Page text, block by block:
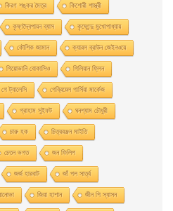
কিরণ শঙ্কর মৈত্র কিশোরী শাস্ত্রী
কৃষ্ণদ্বৈপায়ন ব্যাস কৃষ্ণেন্দু মুখােপাধ্যায়
কৌশিক জামান ক্যারল ব্রাউন জেইনওয়ে
গিয়ােভানি বােকাসিও গিলিয়ান ফ্লিন
গে ট্যালেসি গেব্রিয়েল গার্সিয়া মার্কেজ
গ্রাহাম সুইফট ঘনশ্যাম চৌধুরী
চারু হক চিত্ররঞ্জন মাইতি
চেতন ভগত জন ফিলিপ
জর্জ হারবাট জাঁ পল সার্ত্র
জিয়া হাশান জীন পি স্যাসন